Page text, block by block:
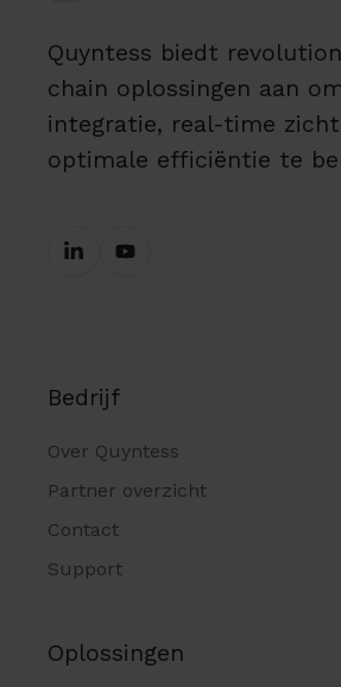
Quyntess biedt
chain oplossingen aan
integratie, real-time
optimale efficiëntie te
Bedrijf
Over Quyntess
Partner overzicht
Contact
Support
Oplossingen